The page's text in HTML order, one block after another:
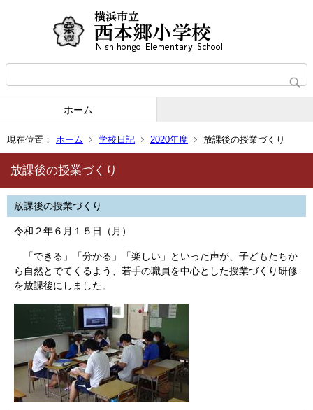
ホーム
現在位置： ホーム 学校日記 2020年度 放課後の授業づくり
放課後の授業づくり
放課後の授業づくり
令和２年６月１５日（月）
「できる」「分かる」「楽しい」といった声が、子どもたちか
ら自然とでてくるよう、若手の職員を中心とした授業づくり研修
を放課後にしました。